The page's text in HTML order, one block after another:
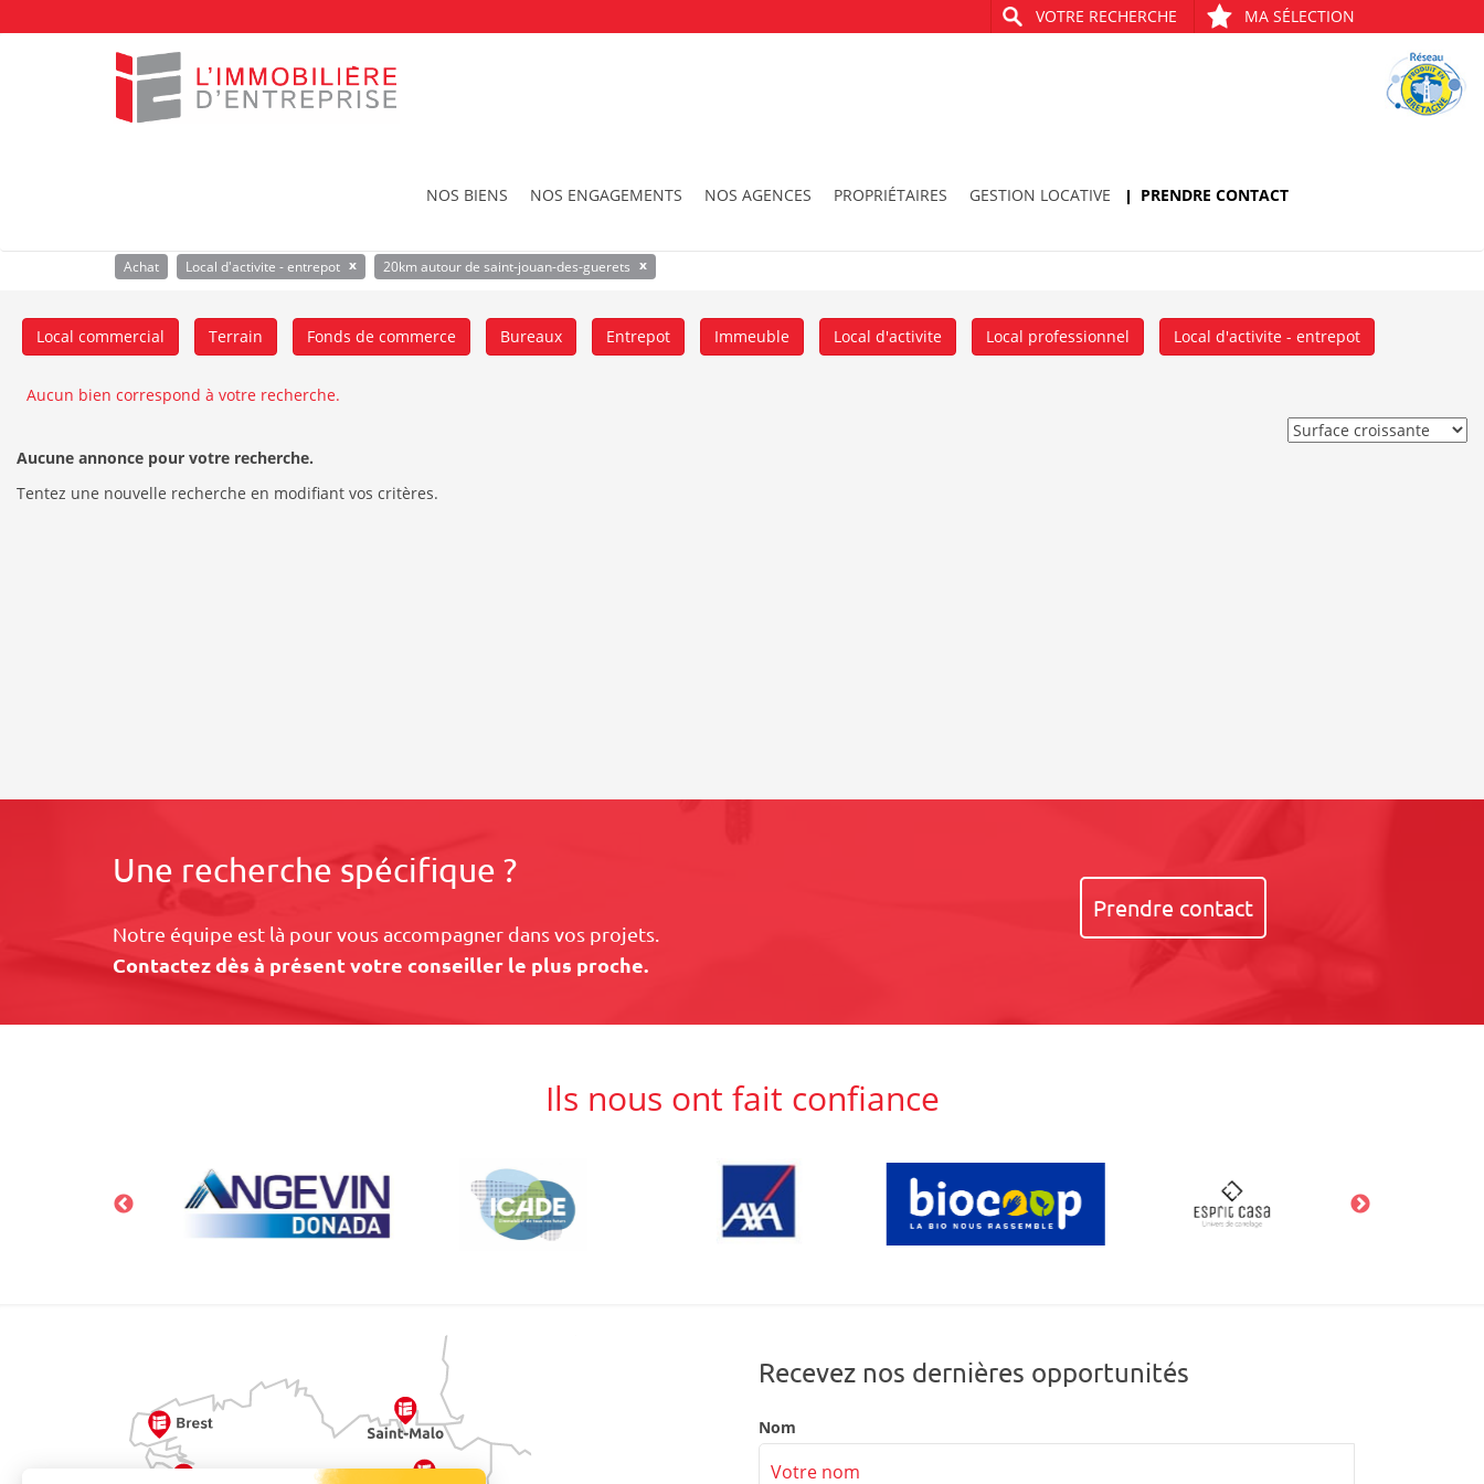
VOTRE RECHERCHE MA SÉLECTION
NOS BIENS NOS ENGAGEMENTS NOS AGENCES PROPRIÉTAIRES GESTION LOCATIVE PRENDRE CONTACT
Achat Local d'activite - entrepot x 20km autour de saint-jouan-des-guerets x
Local commercial Terrain Fonds de commerce Bureaux Entrepot Immeuble Local d'activite Local professionnel Local d'activite - entrepot
Aucun bien correspond à votre recherche.
Aucune annonce pour votre recherche.
Tentez une nouvelle recherche en modifiant vos critères.
Une recherche spécifique ?
Notre équipe est là pour vous accompagner dans vos projets.
Contactez dès à présent votre conseiller le plus proche.
Prendre contact
Ils nous ont fait confiance
Recevez nos dernières opportunités
Nom